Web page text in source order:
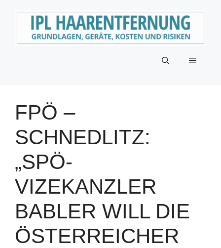
Menü
FPÖ –
SCHNEDLITZ:
„SPÖ-
VIZEKANZLER
BABLER WILL DIE
ÖSTERREICHER